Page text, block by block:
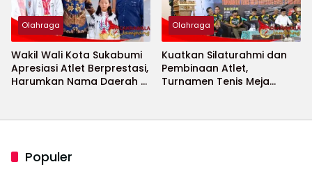
Olahraga
Wakil Wali Kota Sukabumi
Apresiasi Atlet Berprestasi,
Harumkan Nama Daerah di
Olahraga
Kuatkan Silaturahmi dan
Pembinaan Atlet,
Turnamen Tenis Meja
Populer